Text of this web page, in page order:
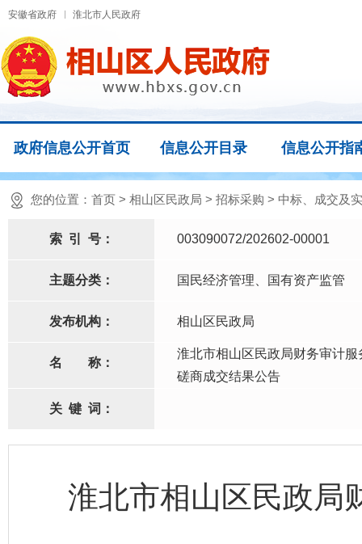
安徽省政府 淮北市人民政府
政府信息公开首页 信息公开目录 信息公开指
您的位置： 首页 > 相山区民政局 > 招标采购 > 中标、成交及
索 引 号： 003090072/202602-00001
主题分类： 国民经济管理、国有资产监管
发布机构： 相山区民政局
名 称：
淮北市相山区民政局财务审计服
磋商成交结果公告
关 键 词：
淮北市相山区民政局